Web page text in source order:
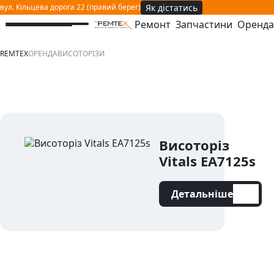
вул. Кільцева дорога 22 (правий берег) Як дістатись
відкрити або закрити навігаційне меню
Ремонт Запчастини Оренда
REMTEXОРЕНДАВИСОТОРІЗИ
Висоторіз
Vitals EA7125s
Детальніше